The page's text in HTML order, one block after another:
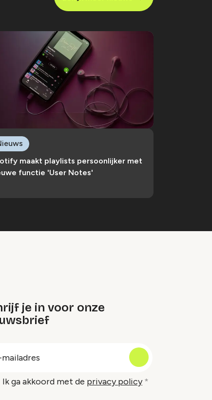
maakt playlists persoonlijker met
functie 'User Notes'
je in voor onze
Ik ga akkoord met de privacy policy